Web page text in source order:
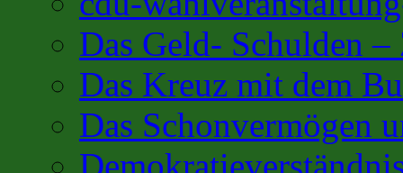
Das Geld- Schulden –
Das Kreuz mit dem
Das Schonvermögen